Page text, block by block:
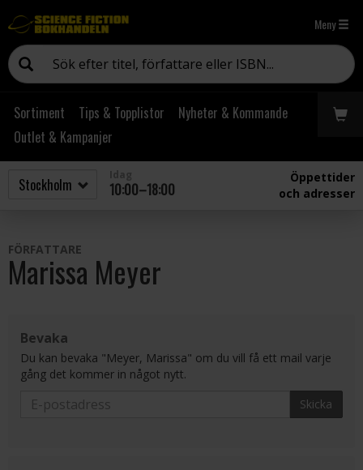
Meny
Sortiment Tips & Topplistor
Nyheter & Kommande
Outlet & Kampanjer
10:00–18:00
Öppettider
och adresser
FÖRFATTARE
Marissa Meyer
Bevaka
Du kan bevaka "Meyer, Marissa" om du vill få ett mail varje
gång det kommer in något nytt.
Skicka